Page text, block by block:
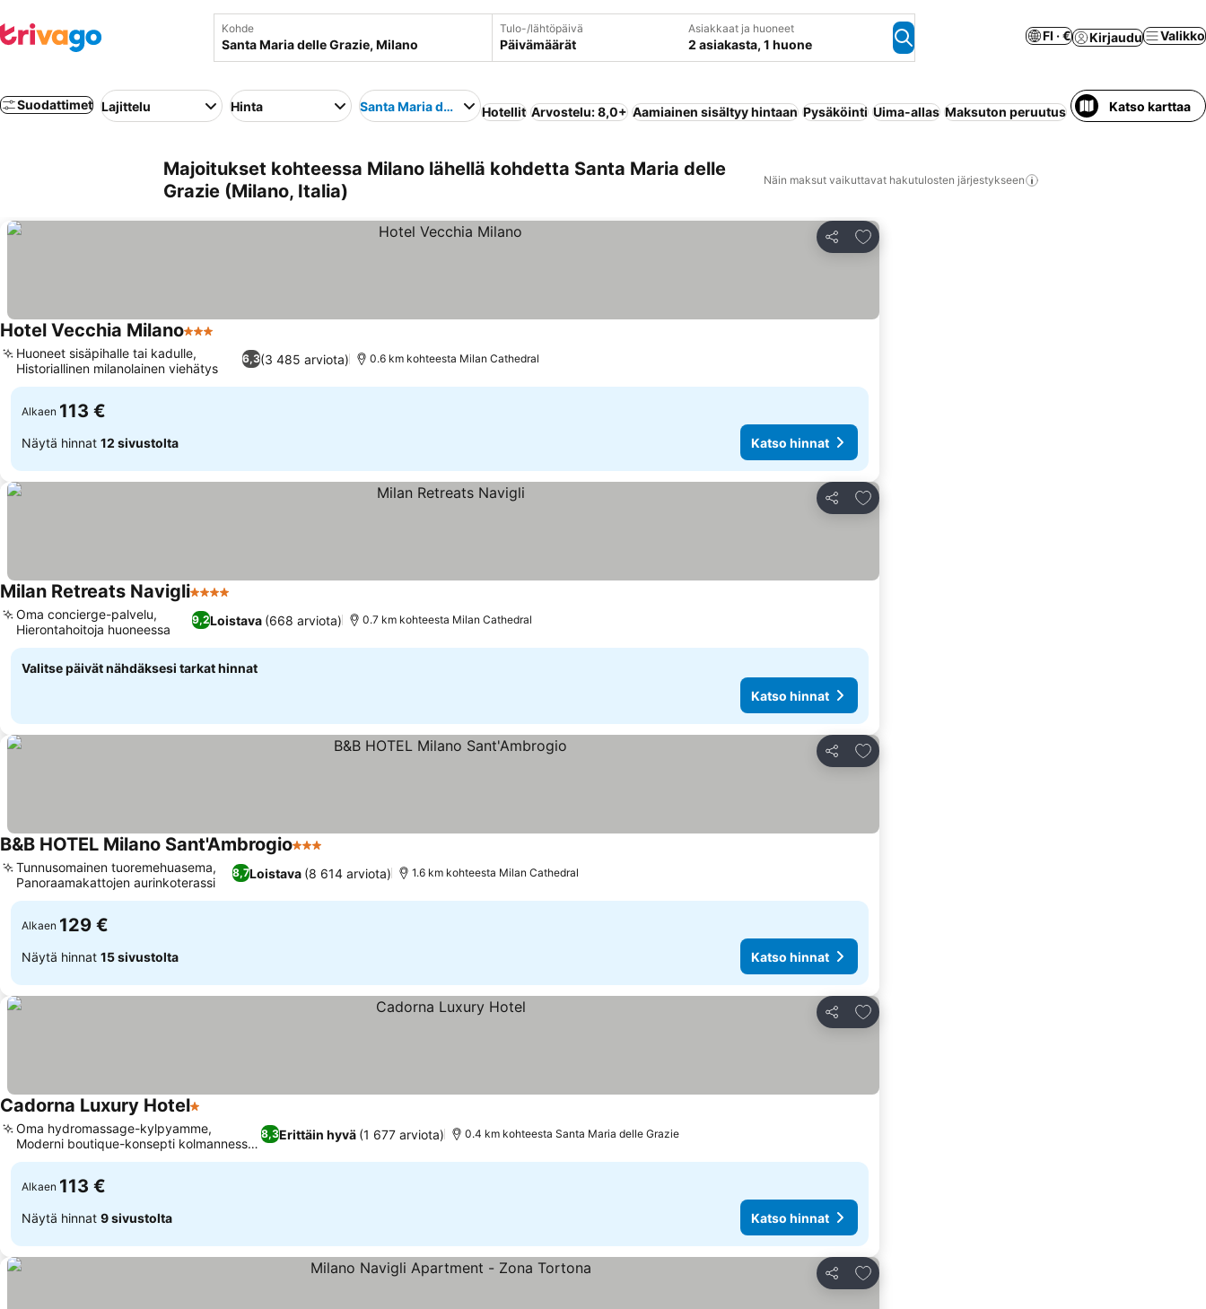
Kohde Tulo-/lähtöpäivä
Päivämäärät
Asiakkaat ja huoneet
2 asiakasta, 1 huone
FI · € Kirjaudu Valikko
Suodattimet Lajittelu Hinta Santa Maria delle Grazie
Hotellit Arvostelu: 8,0+ Aamiainen sisältyy hintaan Pysäköinti Uima-allas Maksuton peruutus Huoneisto palveluilla
Katso karttaa
Majoitukset kohteessa Milano lähellä kohdetta Santa Maria delle
Grazie (Milano, Italia)
Näin maksut vaikuttavat hakutulosten järjestykseen
Jaa
Lisää suosikkeihin
Hotel Vecchia Milano3 Tähtiluokitus
6,3(3 485 arviota)
Huoneet sisäpihalle tai kadulle,
Historiallinen milanolainen viehätys
0.6 km kohteesta Milan Cathedral
Alkaen 113 €
Näytä hinnat 12 sivustolta Katso hinnat
Jaa
Lisää suosikkeihin
Milan Retreats Navigli4 Tähtiluokitus
9,2Loistava (668 arviota)
Oma concierge-palvelu,
Hierontahoitoja huoneessa
0.7 km kohteesta Milan Cathedral
Valitse päivät nähdäksesi tarkat hinnat
Katso hinnat
Jaa
Lisää suosikkeihin
B&B HOTEL Milano Sant'Ambrogio3 Tähtiluokitus
8,7Loistava (8 614 arviota)
Tunnusomainen tuoremehuasema,
Panoraamakattojen aurinkoterassi
1.6 km kohteesta Milan Cathedral
Alkaen 129 €
Näytä hinnat 15 sivustolta Katso hinnat
Jaa
Lisää suosikkeihin
Cadorna Luxury Hotel1 Tähtiluokitus
8,3Erittäin hyvä (1 677 arviota)
Oma hydromassage-kylpyamme,
Moderni boutique-konsepti kolmannessa
kerroksessa
0.4 km kohteesta Santa Maria delle Grazie
Alkaen 113 €
Näytä hinnat 9 sivustolta Katso hinnat
Jaa
Lisää suosikkeihin